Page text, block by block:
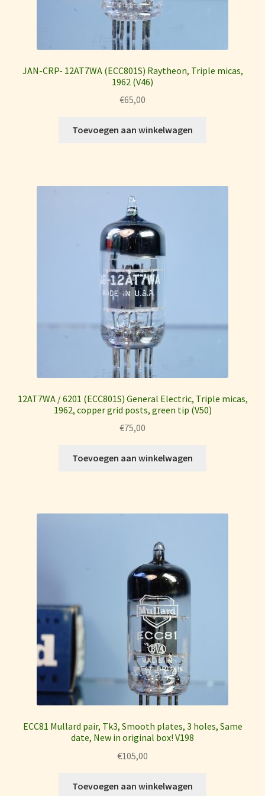
JAN-CRP- 12AT7WA (ECC801S) Raytheon, Triple micas,
1962 (V46)
€65,00
Toevoegen aan winkelwagen
12AT7WA / 6201 (ECC801S) General Electric, Triple micas,
1962, copper grid posts, green tip (V50)
€75,00
Toevoegen aan winkelwagen
ECC81 Mullard pair, Tk3, Smooth plates, 3 holes, Same
date, New in original box! V198
€105,00
Toevoegen aan winkelwagen